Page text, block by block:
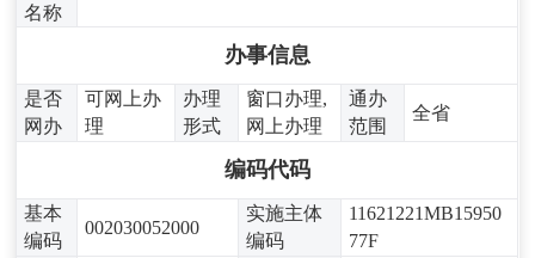
名称
办事信息
是否
网办
可网上办
理
办理
形式
窗口办理,
网上办理
通办
范围
全省
编码代码
基本
编码
002030052000
实施主体
编码
11621221MB15950
77F